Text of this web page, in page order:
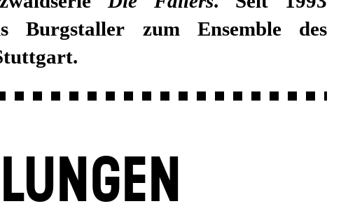
Burgstaller zum Ensemble des